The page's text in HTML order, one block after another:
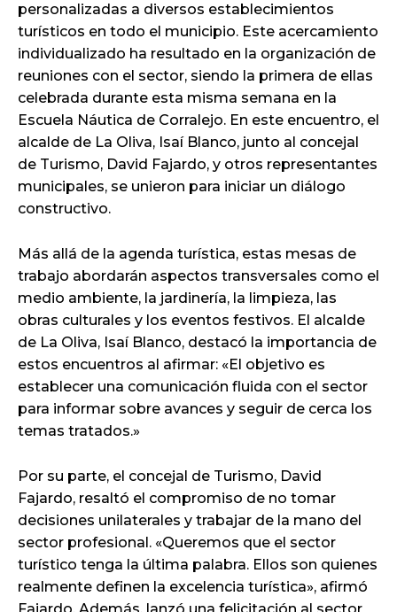
personalizadas a diversos establecimientos
turísticos en todo el municipio. Este acercamiento
individualizado ha resultado en la organización de
reuniones con el sector, siendo la primera de ellas
celebrada durante esta misma semana en la
Escuela Náutica de Corralejo. En este encuentro, el
alcalde de La Oliva, Isaí Blanco, junto al concejal
de Turismo, David Fajardo, y otros representantes
municipales, se unieron para iniciar un diálogo
constructivo.
Más allá de la agenda turística, estas mesas de
trabajo abordarán aspectos transversales como el
medio ambiente, la jardinería, la limpieza, las
obras culturales y los eventos festivos. El alcalde
de La Oliva, Isaí Blanco, destacó la importancia de
estos encuentros al afirmar: «El objetivo es
establecer una comunicación fluida con el sector
para informar sobre avances y seguir de cerca los
temas tratados.»
Por su parte, el concejal de Turismo, David
Fajardo, resaltó el compromiso de no tomar
decisiones unilaterales y trabajar de la mano del
sector profesional. «Queremos que el sector
turístico tenga la última palabra. Ellos son quienes
realmente definen la excelencia turística», afirmó